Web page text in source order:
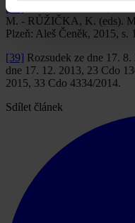
[38]
M. - RŮŽIČKA, K. (eds).
Plzeň: Aleš Čeněk, 2015, s.
[39] Rozsudek ze dne 17.
dne 17. 12. 2013, 23 Cdo
2015, 33 Cdo 4334/2014.
Sdílet článek